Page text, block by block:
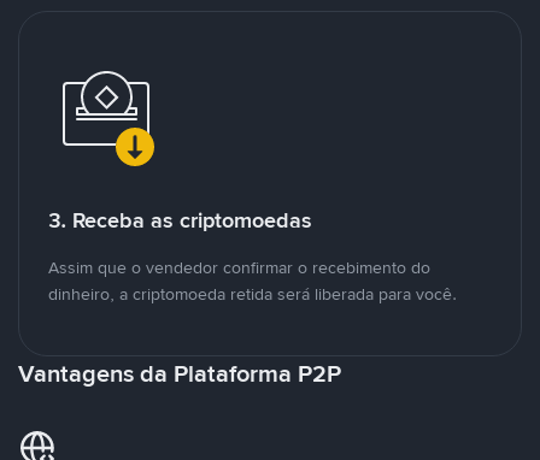
3. Receba as criptomoedas
Assim que o vendedor confirmar o recebimento do
dinheiro, a criptomoeda retida será liberada para você.
Vantagens da Plataforma P2P